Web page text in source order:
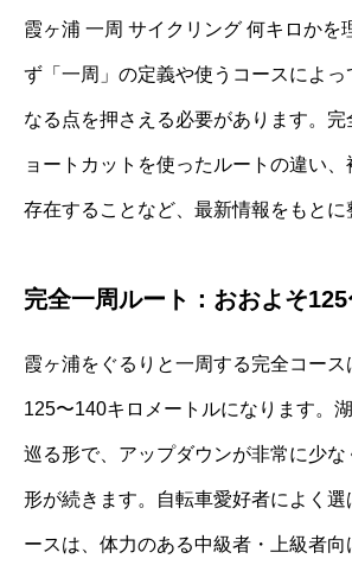
霞ヶ浦 一周 サイクリング 何キロかを
ず「一周」の定義や使うコースによ
なる点を押さえる必要があります。
ョートカットを使ったルートの違い
存在することなど、最新情報をもとに
完全一周ルート：おおよそ125
霞ヶ浦をぐるりと一周する完全コース
125〜140キロメートルになります。
巡る形で、アップダウンが非常に少
形が続きます。自転車愛好者によく選
ースは、体力のある中級者・上級者